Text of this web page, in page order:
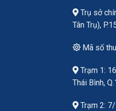
Trụ sở
Tân Trụ),
Mã số
Trạm 1:
Thái Bình,
Trạm 2: